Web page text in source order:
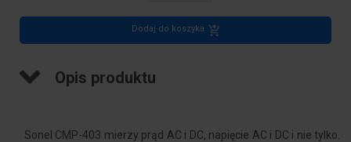
Dodaj do koszyka
Opis produktu
Sonel CMP-403 mierzy prąd AC i DC, napięcie AC i DC i nie tylko.